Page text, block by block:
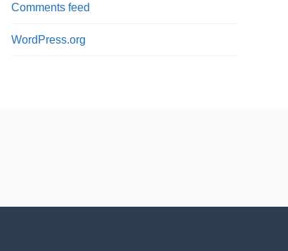
Comments feed
WordPress.org